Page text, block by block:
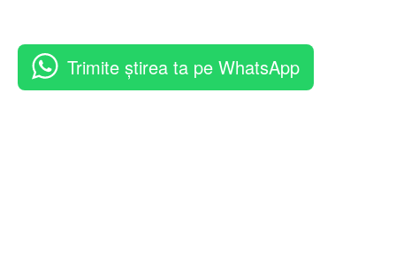
Trimite știrea ta pe WhatsApp